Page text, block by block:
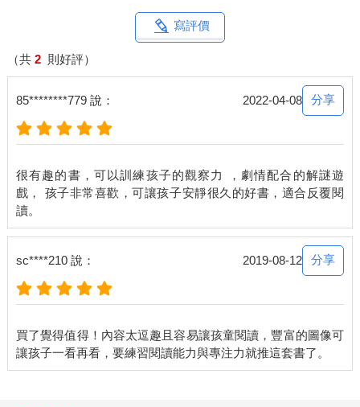
寫評價
（共 2 則好評）
85********779 說： 2022-04-08 分享
很有趣的書，可以訓練孩子的觀察力 ，劇情配合的解謎遊
戲， 孩子非常喜歡，可讓孩子安靜很久的好書，適合反覆閱
sc****210 說： 2019-08-12 分享
買了覺得值得！內容太逗趣且容易讓孩童閱讀，豐富的圖像可